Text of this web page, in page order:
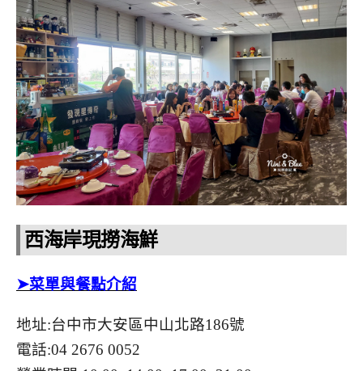
西海岸現撈海鮮
➤菜單與餐點介紹
地址:台中市大安區中山北路186號
電話:04 2676 0052